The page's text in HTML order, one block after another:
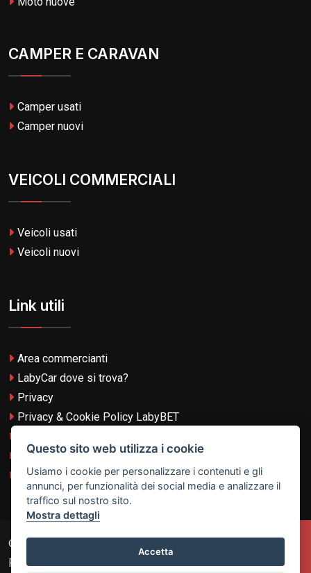
CAMPER E CARAVAN
Camper usati
Camper nuovi
VEICOLI COMMERCIALI
Veicoli usati
Veicoli nuovi
Link utili
Area commercianti
LabyCar dove si trova?
Privacy
Privacy & Cookie Policy LabyBET
Termini e Condizioni LabyBET
Login con TikTok
© 2026
Rights Reserved.
Questo sito web utilizza i cookie
Usiamo i cookie per personalizzare i contenuti e gli
annunci, per funzionalità dei social media e analizzare il
traffico sul nostro sito.
Mostra dettagli
Accetta